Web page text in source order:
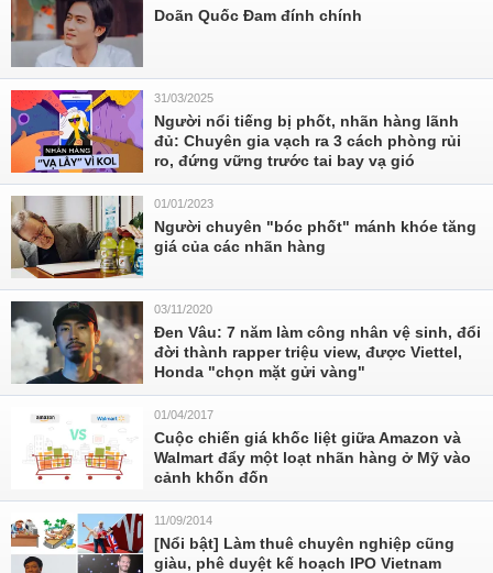
Doãn Quốc Đam đính chính
31/03/2025
Người nổi tiếng bị phốt, nhãn hàng lãnh
đủ: Chuyên gia vạch ra 3 cách phòng rủi
ro, đứng vững trước tai bay vạ gió
01/01/2023
Người chuyên "bóc phốt" mánh khóe tăng
giá của các nhãn hàng
03/11/2020
Đen Vâu: 7 năm làm công nhân vệ sinh, đổi
đời thành rapper triệu view, được Viettel,
Honda "chọn mặt gửi vàng"
01/04/2017
Cuộc chiến giá khốc liệt giữa Amazon và
Walmart đẩy một loạt nhãn hàng ở Mỹ vào
cảnh khốn đốn
11/09/2014
[Nổi bật] Làm thuê chuyên nghiệp cũng
giàu, phê duyệt kế hoạch IPO Vietnam